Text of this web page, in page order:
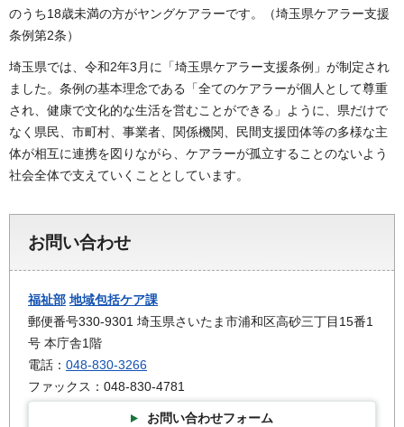
のうち18歳未満の方がヤングケアラーです。（埼玉県ケアラー支援
条例第2条）
埼玉県では、令和2年3月に「埼玉県ケアラー支援条例」が制定され
ました。条例の基本理念である「全てのケアラーが個人として尊重
され、健康で文化的な生活を営むことができる」ように、県だけで
なく県民、市町村、事業者、関係機関、民間支援団体等の多様な主
体が相互に連携を図りながら、ケアラーが孤立することのないよう
社会全体で支えていくこととしています。
お問い合わせ
福祉部 地域包括ケア課
郵便番号330-9301 埼玉県さいたま市浦和区高砂三丁目15番1
号 本庁舎1階
電話： 048-830-3266
ファックス：048-830-4781
お問い合わせフォーム